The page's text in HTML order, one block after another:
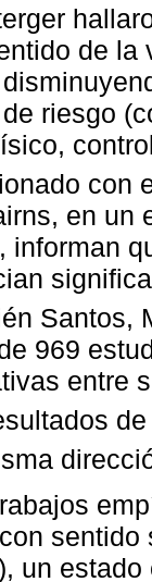
de
riesgo
con
en un
informan
Santos,
969
entre
un